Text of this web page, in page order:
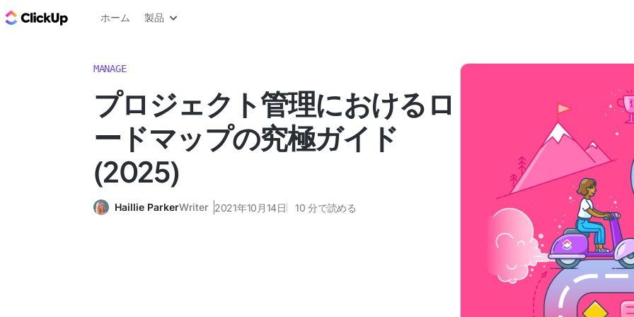
ClickUp ブログ
ホーム 製品
MANAGE
プロジェクト管理におけるロ
ードマップの究極ガイド
(2025)
Haillie ParkerWriter 2021年10月14日 10 分で読める